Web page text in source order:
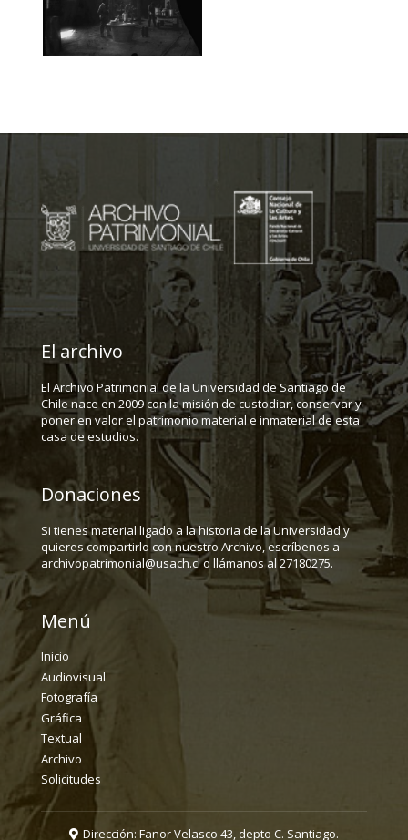
El archivo
El Archivo Patrimonial de la Universidad de Santiago de
Chile nace en 2009 con la misión de custodiar, conservar y
poner en valor el patrimonio material e inmaterial de esta
casa de estudios.
Donaciones
Si tienes material ligado a la historia de la Universidad y
quieres compartirlo con nuestro Archivo, escríbenos a
archivopatrimonial@usach.cl o llámanos al 27180275.
Menú
Inicio
Audiovisual
Fotografía
Gráfica
Textual
Archivo
Solicitudes
Dirección: Fanor Velasco 43, depto C. Santiago.